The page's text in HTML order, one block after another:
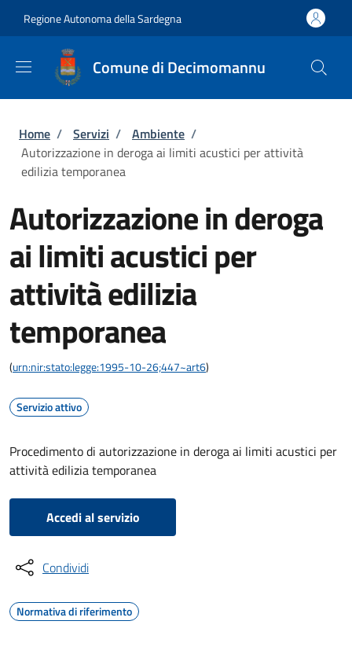
Regione Autonoma della Sardegna
Comune di Decimomannu
Briciole di pane
Home / Servizi / Ambiente /
Autorizzazione in deroga ai limiti acustici per attività
edilizia temporanea
Autorizzazione in deroga
ai limiti acustici per
attività edilizia
temporanea
(urn:nir:stato:legge:1995-10-26;447~art6)
Servizio attivo
Procedimento di autorizzazione in deroga ai limiti acustici per
attività edilizia temporanea
Accedi al servizio
Condividi
Normativa di riferimento